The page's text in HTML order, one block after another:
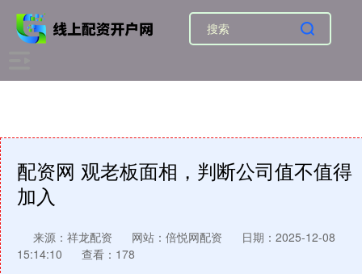
配资网 观老板面相，判断公司值不值得
加入
来源：祥龙配资 网站：倍悦网配资
日期：2025-12-08
15:14:10
查看：178